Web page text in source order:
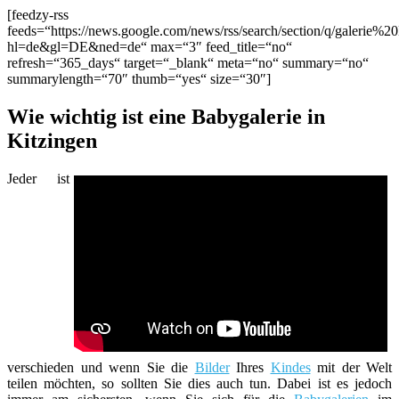
[feedzy-rss
feeds=“https://news.google.com/news/rss/search/section/q/
hl=de&gl=DE&ned=de“ max=“3″ feed_title=“no“
refresh=“365_days“ target=“_blank“ meta=“no“ summary=“no“
summarylength=“70″ thumb=“yes“ size=“30″]
Wie wichtig ist eine Babygalerie in
Kitzingen
Jeder ist
verschieden und wenn Sie die BilderIhres Kindesmit der Welt
teilen möchten, so sollten Sie dies auch tun. Dabei ist es jedoch